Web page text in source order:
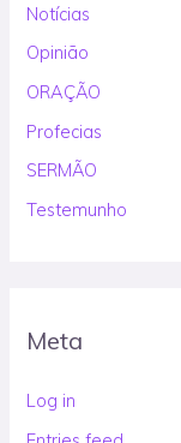
Notícias
Opinião
ORAÇÃO
Profecias
SERMÃO
Testemunho
Meta
Log in